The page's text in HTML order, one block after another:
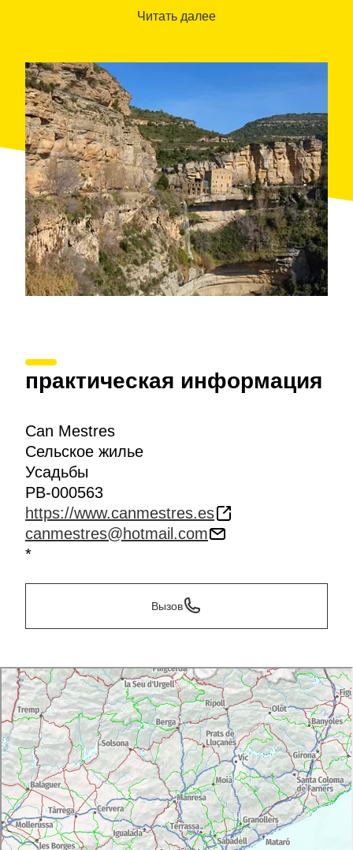
Находится в непосредственной близости от Сан-
хищными птицами, где проводятся показы
соколиной охоты, которые не оставляют
равнодушными ни детей, ни взрослых.
Читать далее
практическая информация
Can Mestres
Сельское жилье
Усадьбы
PB-000563
https://www.canmestres.es
canmestres@hotmail.com
*
Вызов